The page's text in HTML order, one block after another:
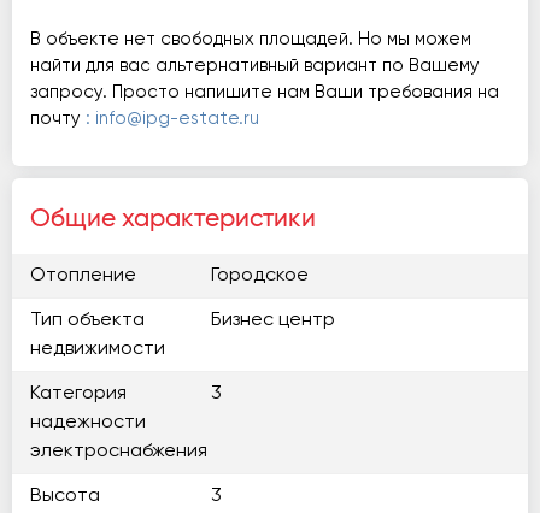
В объекте нет свободных площадей. Но мы можем
найти для вас альтернативный вариант по Вашему
запросу. Просто напишите нам Ваши требования на
почту : info@ipg-estate.ru
Общие характеристики
Отопление Городское
Тип объекта
недвижимости
Бизнес центр
Категория
надежности
электроснабжения
3
Высота
3